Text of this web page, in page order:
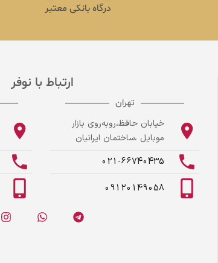
درگاه بانکی معتبر
ارتباط با نوفر
تهران
خیابان حافظ،روبه‌روی بازار
موبایل ،ساختمان ایرانیان
021-66740435
09120149058